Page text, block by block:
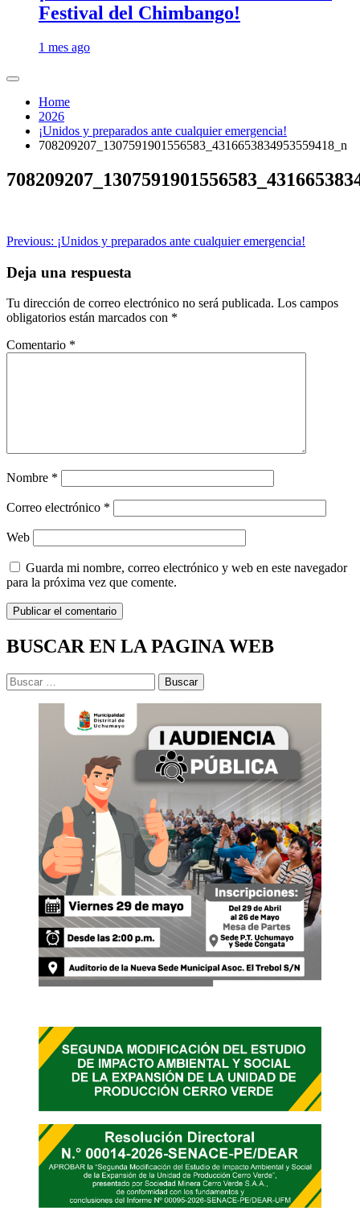
Festival del Chimbango!
1 mes ago
Home
2026
¡Unidos y preparados ante cualquier emergencia!
708209207_1307591901556583_4316653834953559418_n
Navegación
de
entradas
Previous: ¡Unidos y preparados ante cualquier emergencia!
Deja una respuesta
Tu dirección de correo electrónico no será publicada. Los campos
obligatorios están marcados con *
Comentario *
Nombre *
Correo electrónico *
Web
Guarda mi nombre, correo electrónico y web en este navegador
para la próxima vez que comente.
BUSCAR EN LA PAGINA WEB
Buscar: